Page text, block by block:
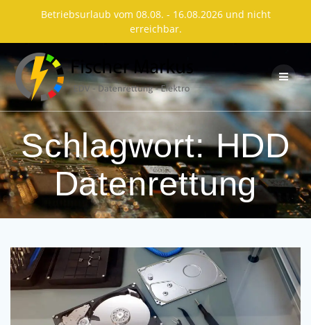
Betriebsurlaub vom 08.08. - 16.08.2026 und nicht
erreichbar.
content
Schlagwort:HDD
Datenrettung